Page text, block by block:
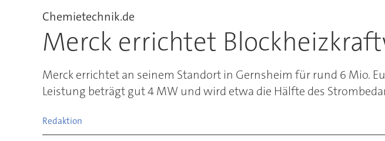
Chemietechnik.de
Merck errichtet
Merck errichtet an seinem Standort in Gernsheim für rund 6 Mio.
Leistung beträgt gut 4 MW und wird etwa die Hälfte des
Redaktion